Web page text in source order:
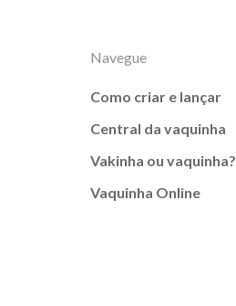
Navegue
Como criar e lançar
Central da vaquinha
Vakinha ou vaquinha?
Vaquinha Online